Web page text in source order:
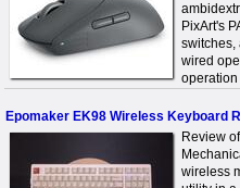
PixArt's
switches,
wired
operation
Epomaker EK98 Wireless Keyboard
Review
wireless